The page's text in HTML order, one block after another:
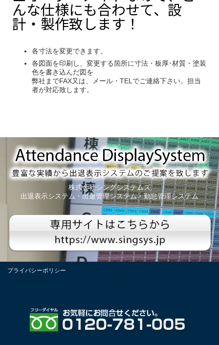
んな仕様にも合わせて、設
計・製作致します！
各寸法を変更できます。
各図面を印刷し、変更する箇所に寸法・板厚･材質・塗装
色を書き込んだ図を
弊社までFAX又は、メール・TELでご連絡下さい。担当
者が対応致します。
株式会社シングシステムズ
出退表示システム・出退管理システム・勤怠管理システム
プライバシーポリシー